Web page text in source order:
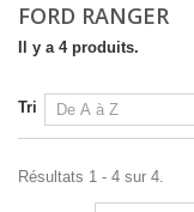
FORD RANGER
Il y a 4 produits.
Tri
Résultats 1 - 4 sur 4.